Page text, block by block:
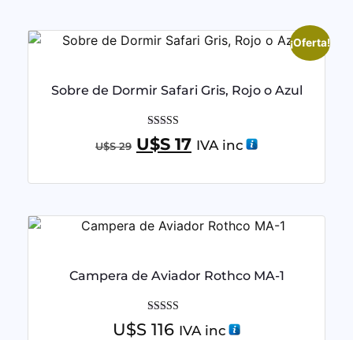
¡Oferta!
Sobre de Dormir Safari Gris, Rojo o Azul
Valorado con
5.00
U$S29 U$S 17 IVA inc
Campera de Aviador Rothco MA-1
Valorado con
5.00
U$S 116 IVA inc